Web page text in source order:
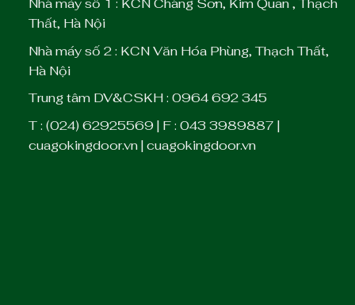
Nhà máy số 1 : KCN Chàng Sơn, Kim Quan , Thạch
Thất, Hà Nội
Nhà máy số 2 : KCN Văn Hóa Phùng, Thạch Thất,
Hà Nội
Trung tâm DV&CSKH : 0964 692 345
T : (024) 62925569 | F : 043 3989887 |
cuagokingdoor.vn | cuagokingdoor.vn